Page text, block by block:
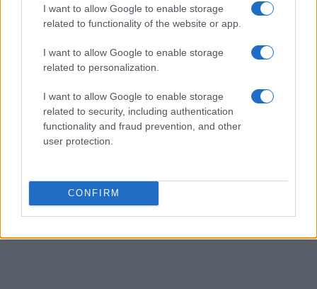
I want to allow Google to enable storage
related to functionality of the website or app.
I want to allow Google to enable storage
related to personalization.
I want to allow Google to enable storage
related to security, including authentication
functionality and fraud prevention, and other
user protection.
CONFIRM
Niccolò Conforti ha seguito il lancio di una
startup napoletana in un incontro al Centro
Direzionale, sostenendo una linea editoriale
pro-innovazione nel settore fintech. Analista
fintech, porta un dettaglio biografico:
mantiene un registro delle prime pitch a cui ha
assistito a Napoli.